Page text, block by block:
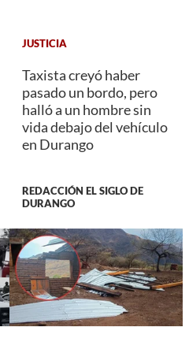
JUSTICIA
Taxista creyó haber
pasado un bordo, pero
halló a un hombre sin
vida debajo del vehículo
en Durango
REDACCIÓN EL SIGLO DE
DURANGO